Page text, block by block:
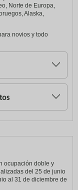
Norte de Europa,
Alaska,
novios y todo
ocupación doble y
del 25 de junio
al 31 de diciembre de